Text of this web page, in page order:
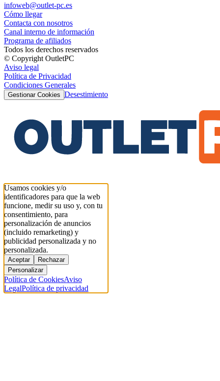
infoweb@outlet-pc.es
Cómo llegar
Contacta con nosotros
Canal interno de información
Programa de afiliados
Todos los derechos reservados
© Copyright OutletPC
Aviso legal
Política de Privacidad
Condiciones Generales
Gestionar Cookies Desestimiento
Usamos cookies y/o
identificadores para que la web
funcione, medir su uso y, con tu
consentimiento, para
personalización de anuncios
(incluido remarketing) y
publicidad personalizada y no
personalizada.
Aceptar
Rechazar
Personalizar
Política de CookiesAviso
LegalPolítica de privacidad